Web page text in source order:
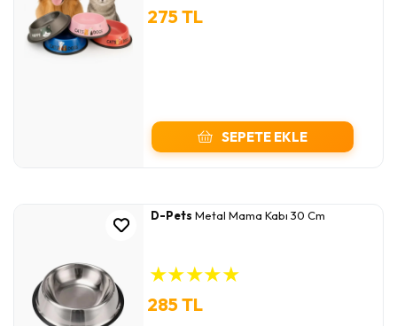
275 TL
SEPETE EKLE
D-Pets Metal Mama Kabı 30 Cm
★★★★★
285 TL